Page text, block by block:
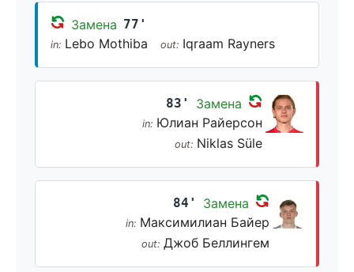
Замена 77'
in: Lebo Mothiba out: Iqraam Rayners
83' Замена
in: Юлиан Райерсон
out: Niklas Süle
84' Замена
in: Максимилиан Байер
out: Джоб Беллингем